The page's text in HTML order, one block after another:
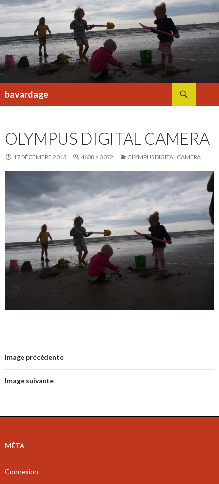
bavardage
OLYMPUS DIGITAL CAMERA
17 DÉCEMBRE 2013 4608 × 3072 OLYMPUS DIGITAL CAMERA
Image précédente
Image suivante
MÉTA
Connexion